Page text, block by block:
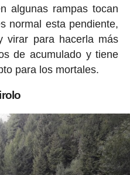
algunas rampas tocan
normal esta pendiente,
para hacerla más
de acumulado y tiene
para los mortales.